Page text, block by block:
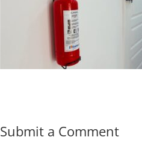
Submit a Comment